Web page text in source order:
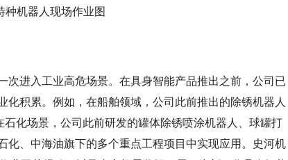
种机器人现场作业图
进入工业高危场景。在具身智能产品推出之前，公司已
积累。例如，在船舶领域，公司此前推出的除锈机器人
化场景，公司此前研发的罐体除锈喷涂机器人、球罐打
化、中海油旗下的多个重点工程项目中实现应用。史河机